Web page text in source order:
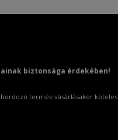
biztonsága érdekében!
termék vásárlásakor köteles